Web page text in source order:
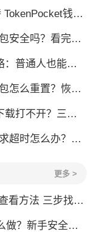
色功能详解，新手老手都该知道
？看完这篇你就懂了
也能做的几种方式
恢复出厂设置方法详解
？三步解决下载问题
？这几招帮你快速解决
更多 >
三步找到TRX能量余额
？新手安全指南